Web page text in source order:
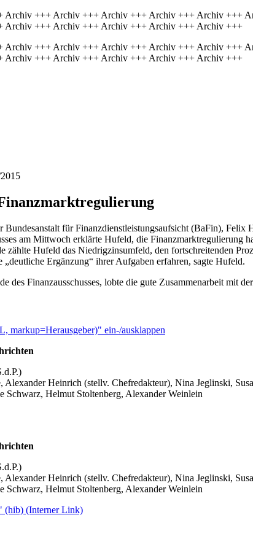
Archiv +++ Archiv +++ Archiv +++ Archiv +++ Archiv
Archiv +++ Archiv +++ Archiv +++ Archiv +++ Archiv +++
Archiv +++ Archiv +++ Archiv +++ Archiv +++ Archiv
Archiv +++ Archiv +++ Archiv +++ Archiv +++ Archiv +++
für Finanzdienstleistungsaufsicht (BaFin),
am Mittwoch erklärte Hufeld, die Finanzmarktregulierung
zählte Hufeld das Niedrigzinsumfeld, den fortschreitenden
„deutliche Ergänzung“ ihrer Aufgaben erfahren, sagte Hufeld.
des Finanzausschusses, lobte die gute Zusammenarbeit mit
markup=Herausgeber)" ein-/ausklappen
Alexander Heinrich (stellv. Chefredakteur), Nina Jeglinski,
Schwarz, Helmut Stoltenberg, Alexander Weinlein
Alexander Heinrich (stellv. Chefredakteur), Nina Jeglinski,
Schwarz, Helmut Stoltenberg, Alexander Weinlein
(hib) (Interner Link)